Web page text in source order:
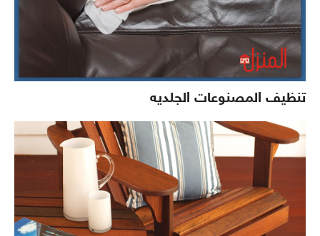
تنظيف المصنوعات الجلديه